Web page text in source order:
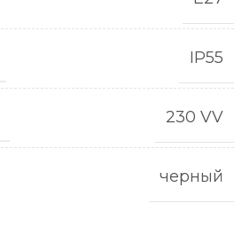
IP55
230 VV
черный